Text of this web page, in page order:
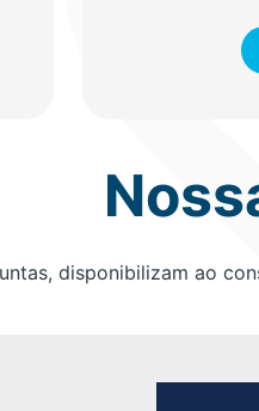
disponibilizam ao